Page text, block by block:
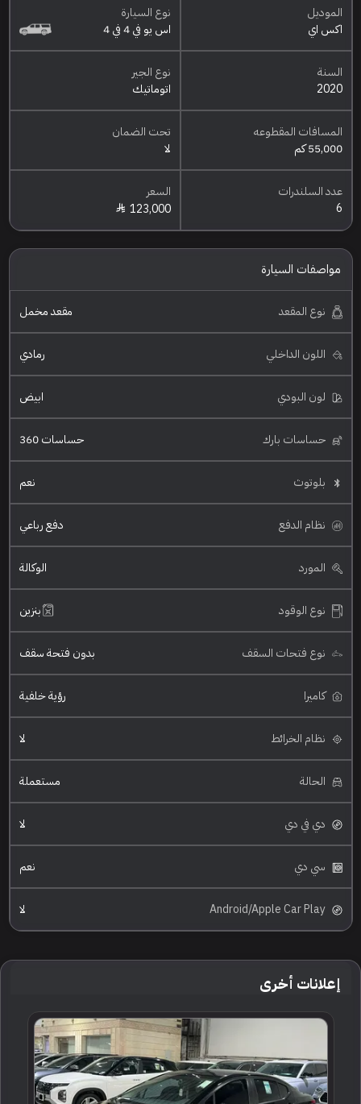
الموديل
اكس اي
نوع السيارة
اس يو في 4 في 4
السنة
2020
نوع الجير
اتوماتيك
المسافات المقطوعه
55,000 كم
تحت الضمان
لا
عدد السلندرات
6
السعر
123,000
مواصفات السيارة
نوع المقعد مقعد مخمل
اللون الداخلي رمادي
لون البودي ابيض
حساسات بارك حساسات 360
بلوتوث نعم
نظام الدفع دفع رباعي
المورد الوكالة
نوع الوقود بنزين
نوع فتحات السقف بدون فتحة سقف
كاميرا رؤية خلفية
نظام الخرائط لا
الحالة مستعملة
دي في دي لا
سي دي نعم
Android/Apple Car Play لا
إعلانات أخرى